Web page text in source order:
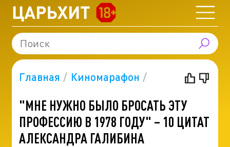
Главная Киномарафон
"МНЕ НУЖНО БЫЛО БРОСАТЬ ЭТУ
ПРОФЕССИЮ В 1978 ГОДУ" – 10 ЦИТАТ
АЛЕКСАНДРА ГАЛИБИНА